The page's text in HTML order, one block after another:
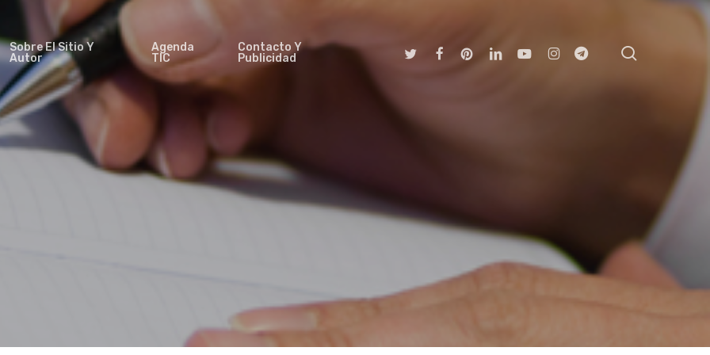
Sobre El Sitio Y
Autor
Agenda
TIC
Contacto Y
Publicidad
TwitterFacebookPinterestLinkedinYoutubeInstagramTelegram